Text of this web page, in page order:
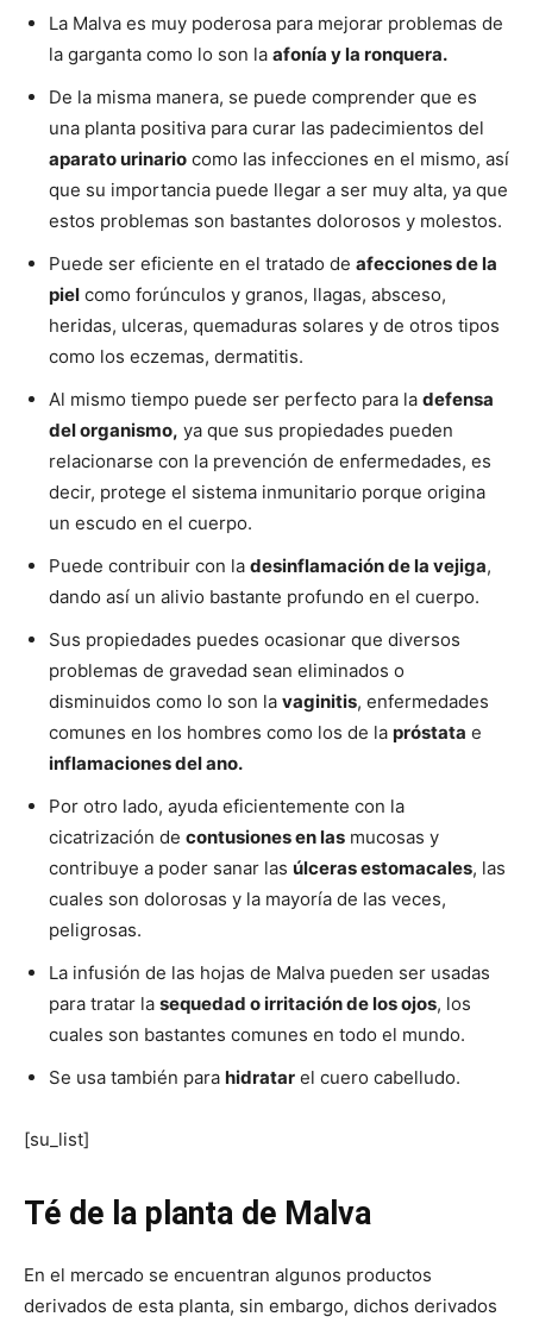
La Malva es muy poderosa para mejorar problemas de
la garganta como lo son la afonía y la ronquera.
De la misma manera, se puede comprender que es
una planta positiva para curar las padecimientos del
aparato urinario como las infecciones en el mismo, así
que su importancia puede llegar a ser muy alta, ya que
estos problemas son bastantes dolorosos y molestos.
Puede ser eficiente en el tratado de afecciones de la
piel como forúnculos y granos, llagas, absceso,
heridas, ulceras, quemaduras solares y de otros tipos
como los eczemas, dermatitis.
Al mismo tiempo puede ser perfecto para la defensa
del organismo, ya que sus propiedades pueden
relacionarse con la prevención de enfermedades, es
decir, protege el sistema inmunitario porque origina
un escudo en el cuerpo.
Puede contribuir con la desinflamación de la vejiga,
dando así un alivio bastante profundo en el cuerpo.
Sus propiedades puedes ocasionar que diversos
problemas de gravedad sean eliminados o
disminuidos como lo son la vaginitis, enfermedades
comunes en los hombres como los de la próstata e
inflamaciones del ano.
Por otro lado, ayuda eficientemente con la
cicatrización de contusiones en las mucosas y
contribuye a poder sanar las úlceras estomacales, las
cuales son dolorosas y la mayoría de las veces,
peligrosas.
La infusión de las hojas de Malva pueden ser usadas
para tratar la sequedad o irritación de los ojos, los
cuales son bastantes comunes en todo el mundo.
Se usa también para hidratar el cuero cabelludo.
[su_list]
Té de la planta de Malva
En el mercado se encuentran algunos productos
derivados de esta planta, sin embargo, dichos derivados